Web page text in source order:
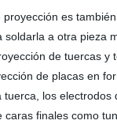
es
a otra pieza
de tuercas
de placas en
los
finales como